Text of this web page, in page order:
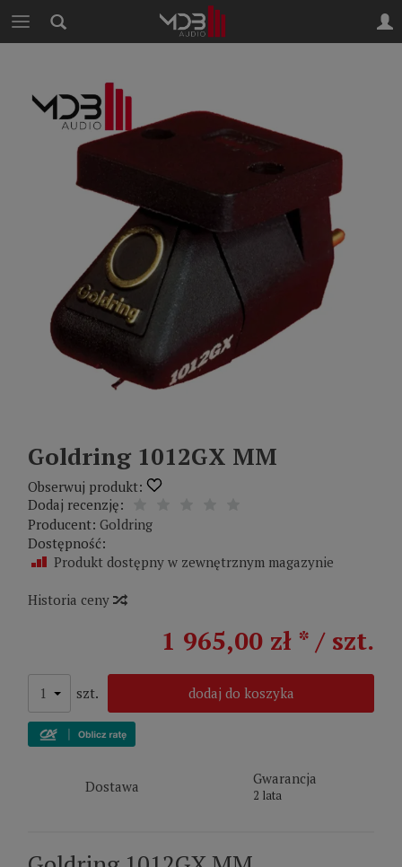
Goldring 1012GX MM
Obserwuj produkt:
Dodaj recenzję:
Producent: Goldring
Dostępność:
Produkt dostępny w zewnętrznym magazynie
Historia ceny
1 965,00 zł * / szt.
szt. dodaj do koszyka
Dostawa Gwarancja
2 lata